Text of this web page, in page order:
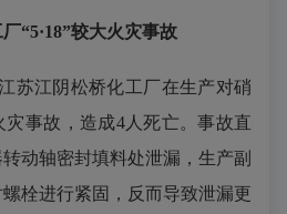
“5·18”较大火灾事故
苏江阴松桥化工厂在生产对硝
事故，造成4人死亡。事故直
动轴密封填料处泄漏，生产副
栓进行紧固，反而导致泄漏更